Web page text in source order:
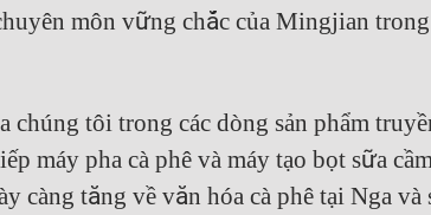
môn vững chắc của Mingjian trong
chúng tôi trong các dòng sản phẩm
máy pha cà phê và máy tạo bọt sữa
càng tăng về văn hóa cà phê tại Nga